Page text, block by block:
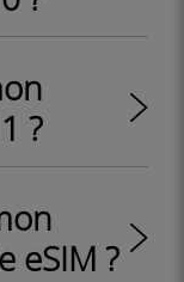
?
eSIM ?